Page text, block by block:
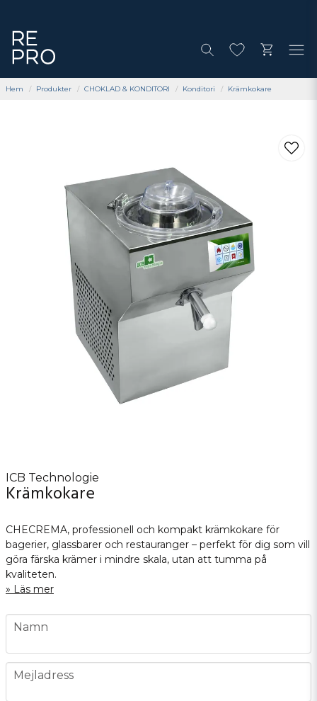
Hem Produkter CHOKLAD & KONDITORI Konditori Krämkokare
ICB Technologie
Krämkokare
CHECREMA, professionell och kompakt krämkokare för
bagerier, glassbarer och restauranger – perfekt för dig som vill
göra färska krämer i mindre skala, utan att tumma på
kvaliteten.
Läs mer
name
Namn
email
Mejladress